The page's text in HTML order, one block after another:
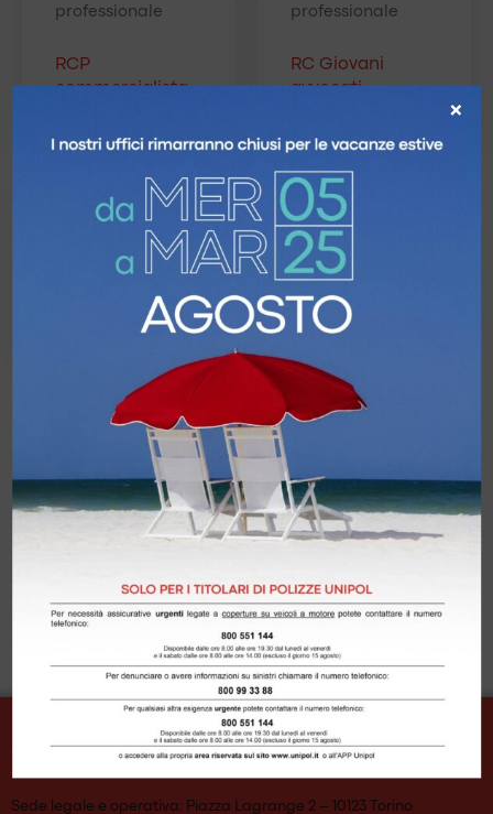
professionale
RCP
commercialista
professionale
RC Giovani
avvocati
professionale
Studio protetto
ASSITORINO S.R.L.
Sede legale e operativa: Piazza Lagrange 2 – 10123 Torino
×